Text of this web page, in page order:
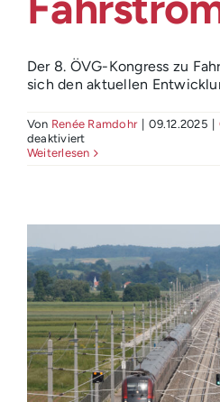
Der 8. ÖVG-Kongress zu
sich den aktuellen
Von Renée Ramdohr 09.12.2025
deaktiviertfür
8.
Weiterlesen